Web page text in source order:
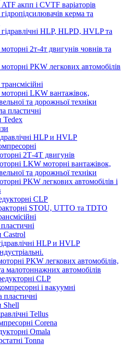
акпп і CVTF варіаторів
керма та
HLP, HLPD, HVLP та
2т-4т двигунів човнів та
PKW легкових автомобілів
LKW вантажівок,
та дорожньої техніки
пластичні
Tedex
HLP и HVLP
2Т-4Т двигунів
LKW моторні вантажівок,
та дорожньої техніки
PKW легкових автомобілів і
CLP
STOU, UTTO та TDTO
Castrol
HLP и HVLP
PKW легкових автомобілів,
малотоннажних автомобілів
CLP
і вакуумні
пластичні
Shell
Tellus
Corena
Omala
Tonna